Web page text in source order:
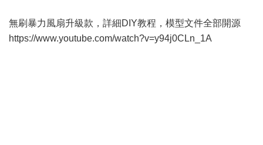
無刷暴力風扇升級款，詳細DIY教程，模型文件全部開源
https://www.youtube.com/watch?v=y94j0CLn_1A